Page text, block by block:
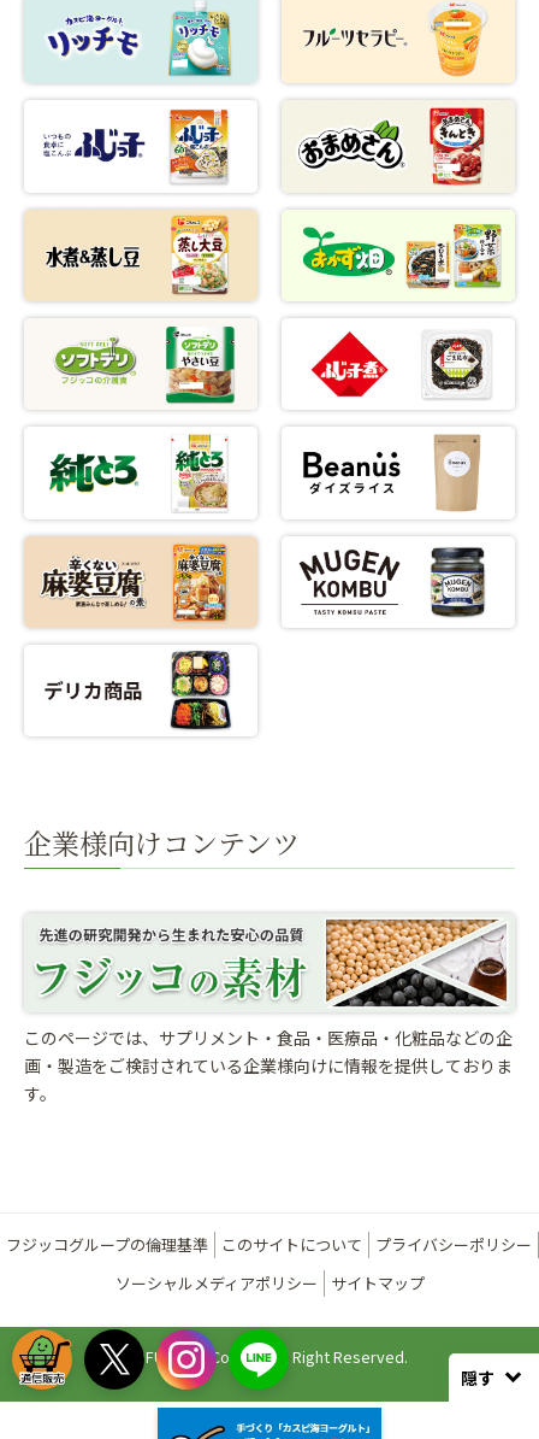
企業様向けコンテンツ
このページでは、サプリメント・食品・医療品・化粧品などの企
画・製造をご検討されている企業様向けに情報を提供しておりま
す。
フジッコグループの倫理基準 このサイトについて
プライバシーポリシー
ソーシャルメディアポリシー
サイトマップ
©FUJICCO Co., Ltd. All Right Reserved.